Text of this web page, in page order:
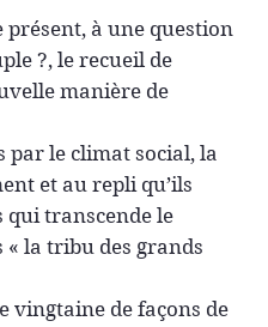
à une question
?, le recueil de
manière de
par le climat social, la
et au repli qu’ils
transcende le
« la tribu des grands
vingtaine de façons de